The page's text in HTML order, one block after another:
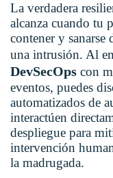
La verdadera
alcanza cuando tu
contener y
una intrusión. Al
DevSecOps con
eventos, puedes
automatizados de
interactúen
despliegue para
intervención
la madrugada.